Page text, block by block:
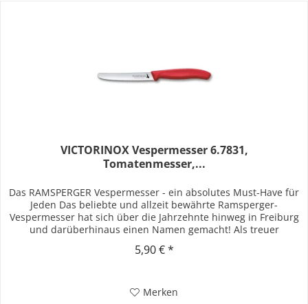
VICTORINOX Vespermesser 6.7831,
Tomatenmesser,...
Das RAMSPERGER Vespermesser - ein absolutes Must-Have für
Jeden Das beliebte und allzeit bewährte Ramsperger-
Vespermesser hat sich über die Jahrzehnte hinweg in Freiburg
und darüberhinaus einen Namen gemacht! Als treuer
5,90 € *
Merken